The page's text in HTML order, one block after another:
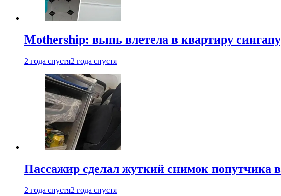
Mothership: выпь влетела в квартиру
2 года спустя2 года спустя
Пассажир сделал жуткий снимок попутчика в
2 года спустя2 года спустя